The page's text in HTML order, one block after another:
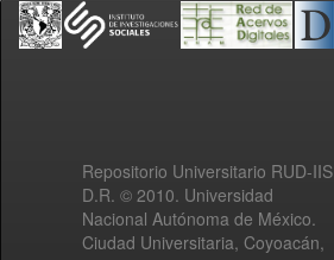
Repositorio Universitario RUD-IIS
D.R. © 2010. Universidad
Nacional Autónoma de México.
Ciudad Universitaria, Coyoacán,